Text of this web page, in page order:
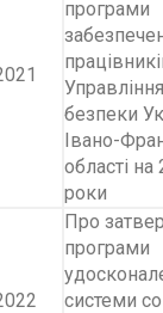
програми
безпеки
Івано-
області
роки
Про
програми
системи